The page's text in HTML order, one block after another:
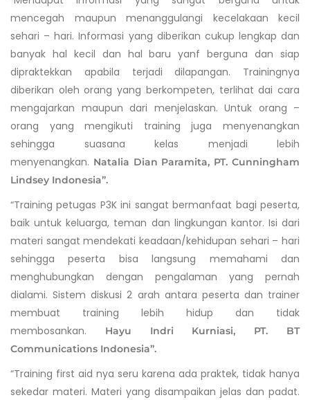
mencegah maupun menanggulangi kecelakaan kecil
sehari – hari. Informasi yang diberikan cukup lengkap dan
banyak hal kecil dan hal baru yanf berguna dan siap
dipraktekkan apabila terjadi dilapangan. Trainingnya
diberikan oleh orang yang berkompeten, terlihat dai cara
mengajarkan maupun dari menjelaskan. Untuk orang –
orang yang mengikuti training juga menyenangkan
sehingga suasana kelas menjadi lebih
menyenangkan. Natalia Dian Paramita, PT. Cunningham
Lindsey Indonesia”.
“Training petugas P3K ini sangat bermanfaat bagi peserta,
baik untuk keluarga, teman dan lingkungan kantor. Isi dari
materi sangat mendekati keadaan/kehidupan sehari – hari
sehingga peserta bisa langsung memahami dan
menghubungkan dengan pengalaman yang pernah
dialami. Sistem diskusi 2 arah antara peserta dan trainer
membuat training lebih hidup dan tidak
membosankan.
Hayu Indri Kurniasi, PT. BT
Communications Indonesia”.
“Training first aid nya seru karena ada praktek, tidak hanya
sekedar materi. Materi yang disampaikan jelas dan padat.